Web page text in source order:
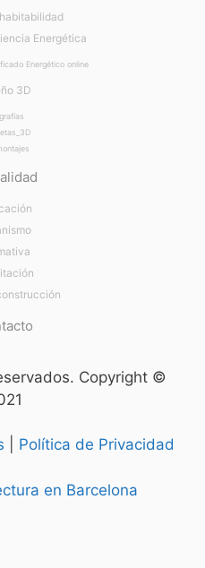
Energética
Energético online
3D
Copyright ©
Política de Privacidad
en Barcelona